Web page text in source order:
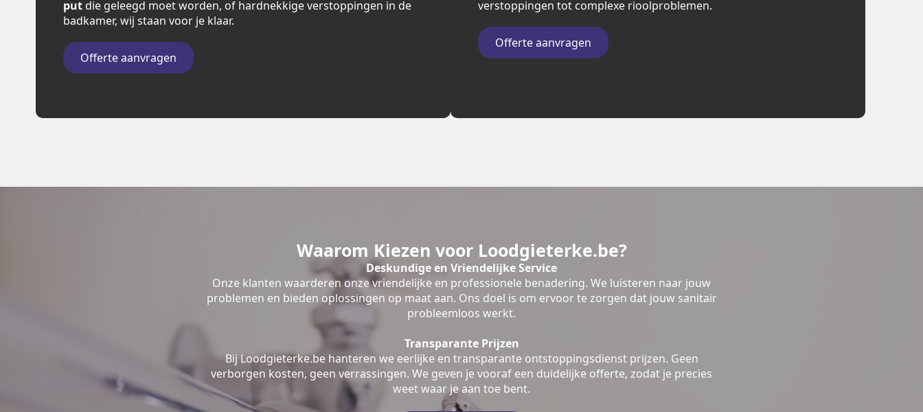
put die geleegd moet worden, of hardnekkige verstoppingen in de
badkamer, wij staan voor je klaar.
Offerte aanvragen
verstoppingen tot complexe rioolproblemen.
Offerte aanvragen
Waarom Kiezen voor Loodgieterke.be?
Deskundige en Vriendelijke Service
Onze klanten waarderen onze vriendelijke en professionele benadering. We luisteren naar jouw
problemen en bieden oplossingen op maat aan. Ons doel is om ervoor te zorgen dat jouw sanitair
probleemloos werkt.
Transparante Prijzen
Bij Loodgieterke.be hanteren we eerlijke en transparante ontstoppingsdienst prijzen. Geen
verborgen kosten, geen verrassingen. We geven je vooraf een duidelijke offerte, zodat je precies
weet waar je aan toe bent.